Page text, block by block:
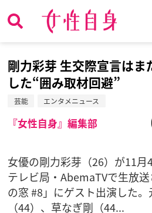
剛力彩芽 生交際宣言はま
した“囲み取材回避”
芸能 エンタメニュース
『女性自身』編集部
女優の剛力彩芽（26）が11月
テレビ局・AbemaTVで生放
の窓 #8」にゲスト出演した
（44）、草なぎ剛（44...